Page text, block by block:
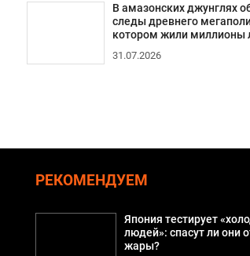
В амазонских джунглях
следы древнего
котором жили миллионы
31.07.2026
РЕКОМЕНДУЕМ
Япония тестирует
людей»: спасут ли они
жары?